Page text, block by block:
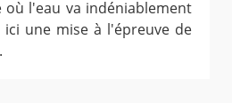
l'eau va indéniablement
une mise à l'épreuve de